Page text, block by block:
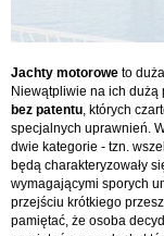
Jachty motorowe to
Niewątpliwie na ich dużą
bez patentu, których
specjalnych uprawnień.
dwie kategorie - tzn.
będą charakteryzowały
wymagającymi sporych
przejściu krótkiego
pamiętać, że osoba